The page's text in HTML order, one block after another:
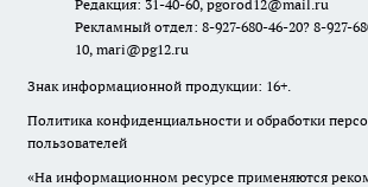
Редакция: 31-40-60, pgorod12@mail.ru
Рекламный отдел: 8-927-680-46-20? 8-927-
10, mari@pg12.ru
Знак информационной продукции: 16+.
Политика конфиденциальности и обработки
пользователей
«На информационном ресурсе применяются